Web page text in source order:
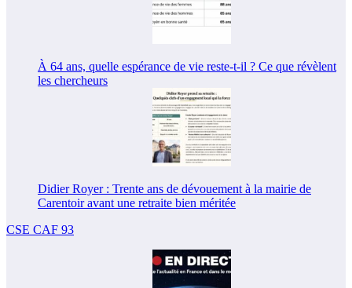
À 64 ans, quelle espérance de vie reste-t-il ? Ce que révèlent
les chercheurs
Didier Royer : Trente ans de dévouement à la mairie de
Carentoir avant une retraite bien méritée
CSE CAF 93